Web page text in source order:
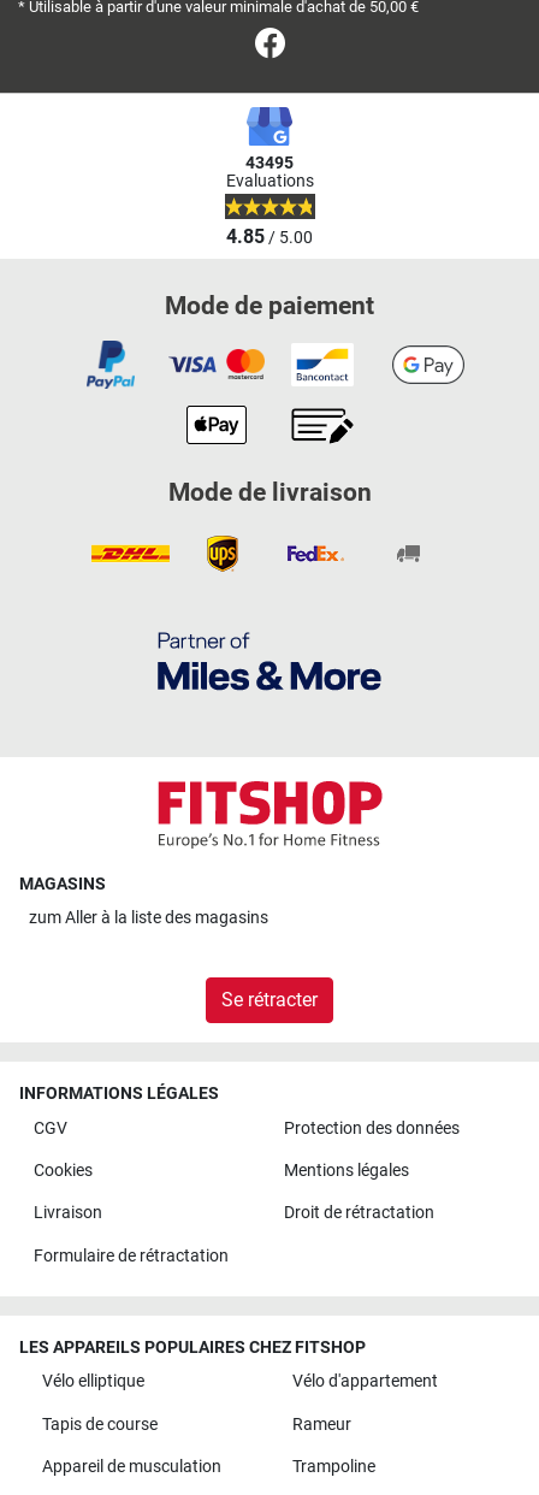
* Utilisable à partir d'une valeur minimale d'achat de 50,00 €
43495
Evaluations
4.85/ 5.00
Mode de paiement
Mode de livraison
MAGASINS
zumAller à la liste des magasins
Se rétracter
INFORMATIONS LÉGALES
CGV
Protection des données
Cookies Mentions légales
Livraison Droit de rétractation
Formulaire de rétractation
LES APPAREILS POPULAIRES CHEZ FITSHOP
Vélo elliptique
Vélo d'appartement
Tapis de course Rameur
Appareil de musculation Trampoline